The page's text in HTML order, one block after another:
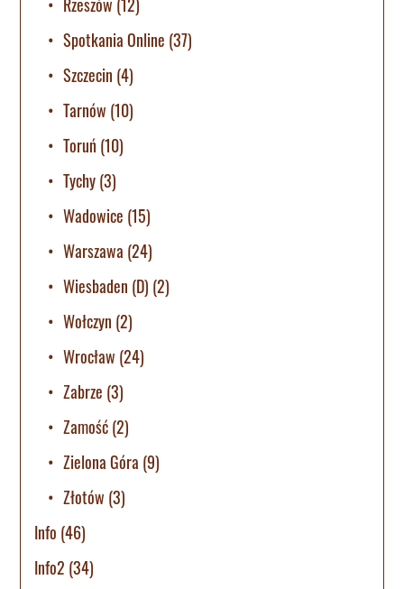
Spotkania Online (37)
Szczecin (4)
Tarnów (10)
Toruń (10)
Tychy(3)
Wadowice (15)
Warszawa (24)
Wiesbaden (D) (2)
Wołczyn (2)
Wrocław (24)
Zabrze (3)
Zamość(2)
Zielona Góra (9)
Złotów (3)
Info (46)
Info2 (34)